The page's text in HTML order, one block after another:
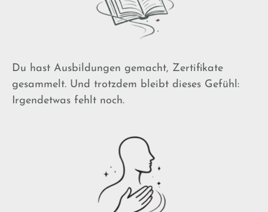
Du hast Ausbildungen gemacht, Zertifikate
gesammelt. Und trotzdem bleibt dieses Gefühl:
Irgendetwas fehlt noch.